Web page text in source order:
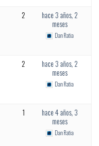
2
hace 3 años, 2
meses
Dan Ratia
2
hace 3 años, 2
meses
Dan Ratia
1
hace 4 años, 3
meses
Dan Ratia